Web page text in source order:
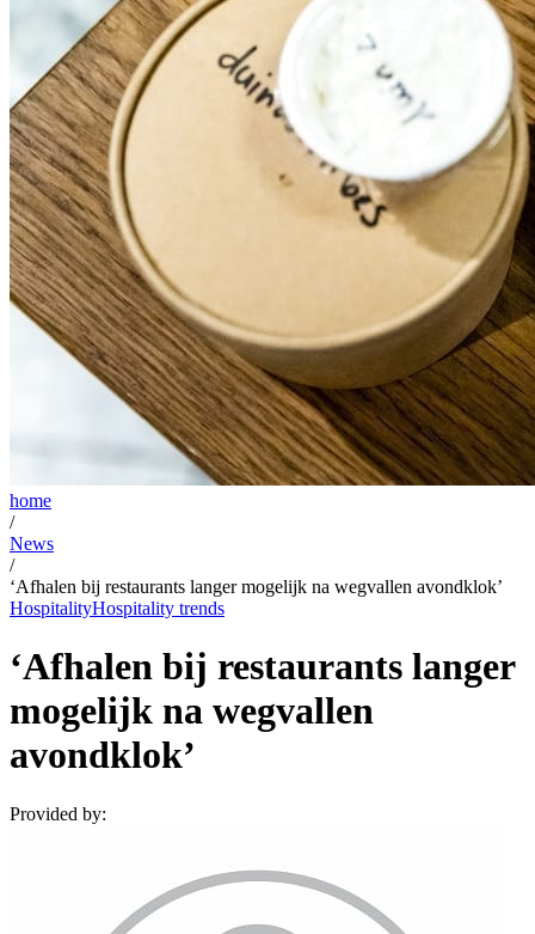
home
/
News
/
‘Afhalen bij restaurants langer mogelijk na wegvallen avondklok’
HospitalityHospitality trends
‘Afhalen bij restaurants langer
mogelijk na wegvallen
avondklok’
Provided by: